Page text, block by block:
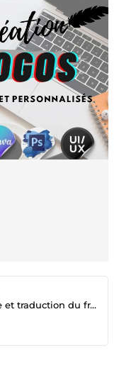
Création de logos sur mesure et traduction du français vers l'anglais